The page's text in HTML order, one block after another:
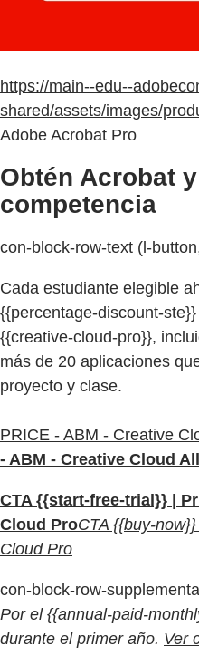
https://main--edu--
shared/assets/images/
Adobe Acrobat Pro
Obtén Acrobat
competencia
con-block-row-text (l-
Cada estudiante elegible
{{percentage-discount-
{{creative-cloud-pro}},
más de 20 aplicaciones
proyecto y clase.
PRICE - ABM - Creative
- ABM - Creative Cloud
CTA {{start-free-trial}} |
Cloud ProCTA {{buy-
Cloud Pro
con-block-row-
Por el {{annual-paid-
durante el primer año. Ver